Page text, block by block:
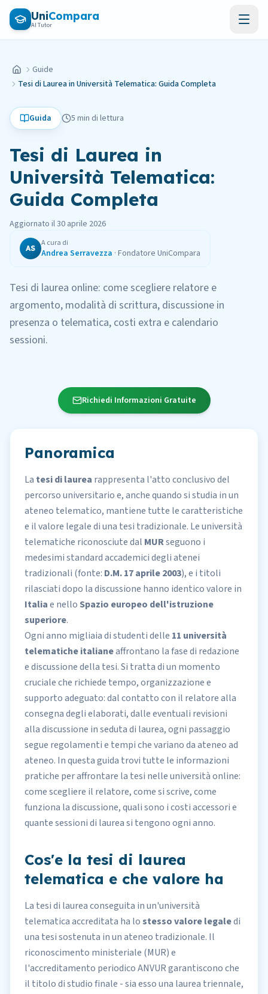
Vai al contenuto principale
UniCompara
AI Tutor
Home Guide
Tesi di Laurea in Università Telematica: Guida Completa
Guida 5 min di lettura
Tesi di Laurea in
Università Telematica:
Guida Completa
Pubblicato il30 aprile 2026
Aggiornato il30 aprile 2026
AS
A cura di
Andrea Serravezza · Fondatore UniCompara
Tesi di laurea online: come scegliere relatore e
argomento, modalità di scrittura, discussione in
presenza o telematica, costi extra e calendario
sessioni.
Richiedi Informazioni Gratuite
Panoramica
La tesi di laurea rappresenta l'atto conclusivo del
percorso universitario e, anche quando si studia in un
ateneo telematico, mantiene tutte le caratteristiche
e il valore legale di una tesi tradizionale. Le università
telematiche riconosciute dal MURseguono i
medesimi standard accademici degli atenei
tradizionali (fonte: D.M. 17 aprile 2003), e i titoli
rilasciati dopo la discussione hanno identico valore in
Italiae nelloSpazio europeo dell'istruzione
superiore.
Ogni anno migliaia di studenti delle 11 università
telematiche italianeaffrontano la fase di redazione
e discussione della tesi. Si tratta di un momento
cruciale che richiede tempo, organizzazione e
supporto adeguato: dal contatto con il relatore alla
consegna degli elaborati, dalle eventuali revisioni
alla discussione in seduta di laurea, ogni passaggio
segue regolamenti e tempi che variano da ateneo ad
ateneo. In questa guida trovi tutte le informazioni
pratiche per affrontare la tesi nelle università online:
come scegliere il relatore, come si scrive, come
funziona la discussione, quali sono i costi accessori e
quante sessioni di laurea si tengono ogni anno.
Cos'e la tesi di laurea
telematica e che valore ha
La tesi di laurea conseguita in un'università
telematica accreditata ha lostesso valore legaledi
una tesi sostenuta in un ateneo tradizionale. Il
riconoscimento ministeriale (MUR) e
l'accreditamento periodico ANVUR garantiscono che
il titolo di studio finale - sia esso una laurea triennale,